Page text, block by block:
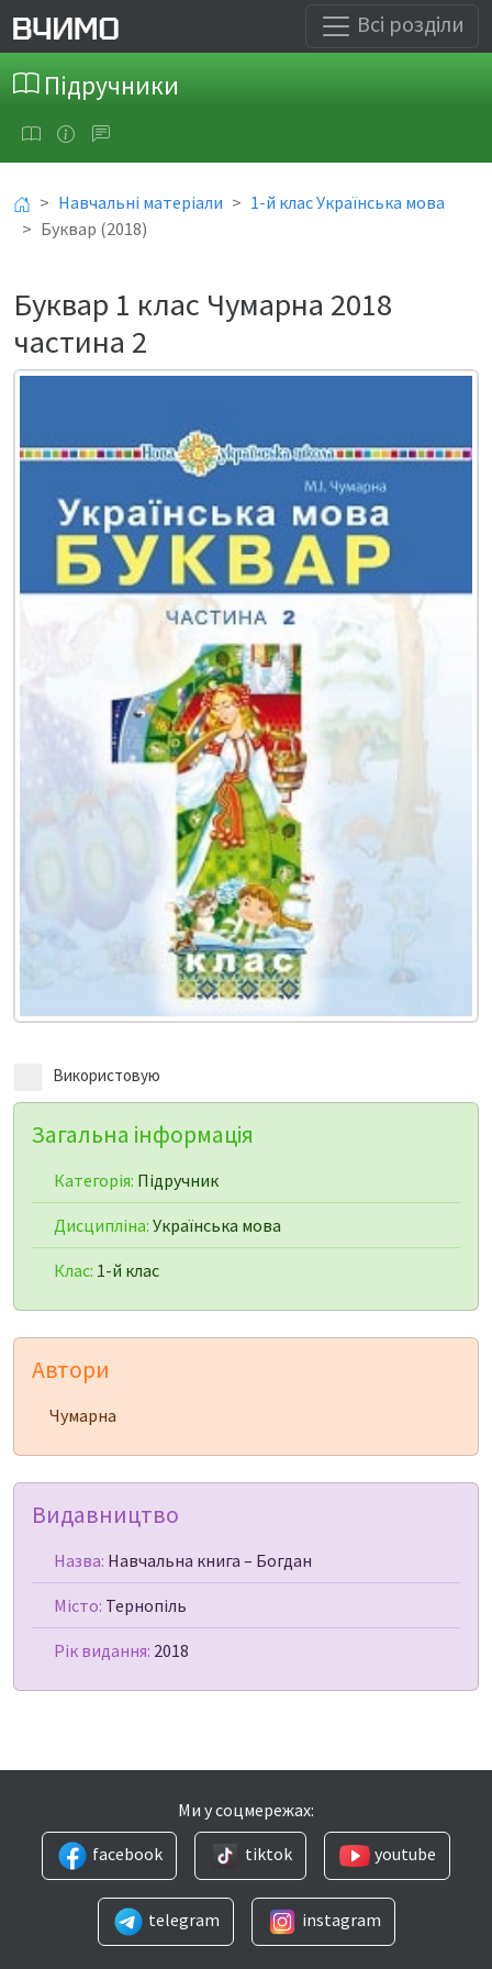
Всі розділи
Підручники
Навчальні матеріали
1-й клас Українська мова
Буквар (2018)
Буквар 1 клас Чумарна 2018
частина 2
Використовую
Загальна інформація
Категорія: Підручник
Дисципліна: Українська мова
Клас: 1-й клас
Автори
Чумарна
Видавництво
Назва: Навчальна книга – Богдан
Місто: Тернопіль
Рік видання: 2018
Ми у соцмережах:
facebook
tiktok youtube
telegram instagram